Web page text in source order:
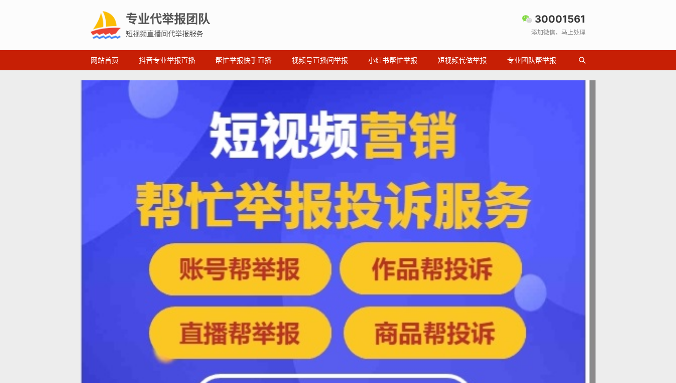
专业代举报团队
短视频直播间代举报服务
30001561
添加微信，马上处理
网站首页 抖音专业举报直播 帮忙举报快手直播 视频号直播间举报 小红书帮忙举报 短视频代做举报 专业团队帮举报